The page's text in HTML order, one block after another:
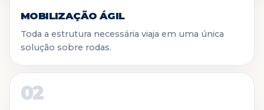
MOBILIZAÇÃO ÁGIL
Toda a estrutura necessária viaja em uma única
solução sobre rodas.
02